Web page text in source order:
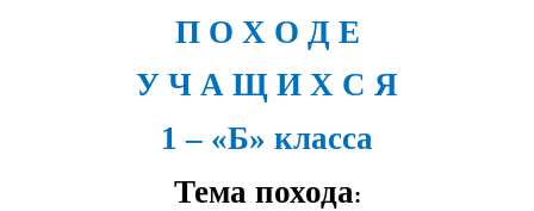
П О Х О Д Е
У Ч А Щ И Х С Я
1 – «Б» класса
Тема похода: